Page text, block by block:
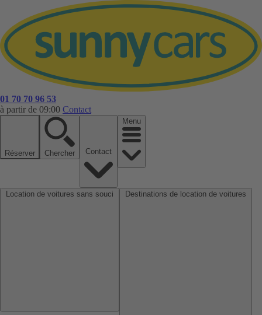
01 70 70 96 53
à partir de 09:00 Contact
Réserver Chercher
Menu